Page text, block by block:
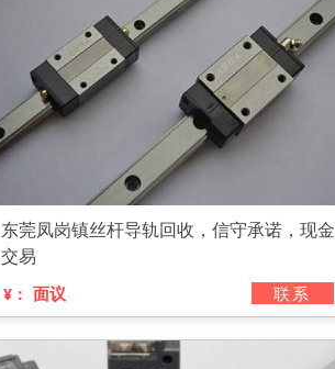
东莞凤岗镇丝杆导轨回收，信守承诺，现金
交易
¥： 面议 联系